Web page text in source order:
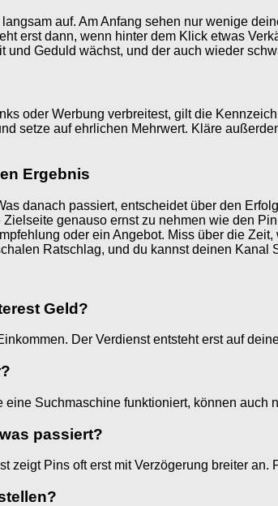
auf. Am Anfang sehen nur wenige
erst dann, wenn hinter dem Klick etwas
und Geduld wächst, und der auch wieder
oder Werbung verbreitest, gilt die
setze auf ehrlichen Mehrwert. Kläre
Ergebnis
danach passiert, entscheidet über den
genauso ernst zu nehmen wie den
oder ein Angebot. Miss über die
Ratschlag, und du kannst deinen Kanal
Geld?
Der Verdienst entsteht erst auf
Suchmaschine funktioniert, können
passiert?
zeigt Pins oft erst mit Verzögerung breiter